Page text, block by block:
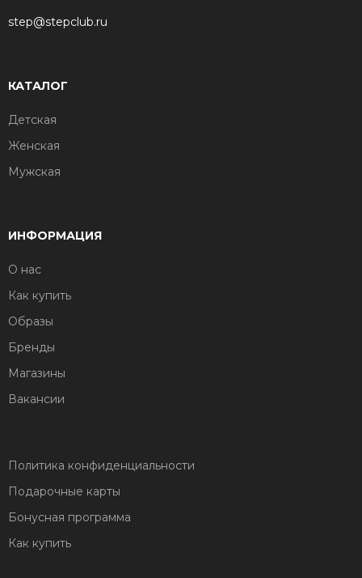
step@stepclub.ru
КАТАЛОГ
Детская
Женская
Мужская
ИНФОРМАЦИЯ
О нас
Как купить
Образы
Бренды
Магазины
Вакансии
Политика конфиденциальности
Подарочные карты
Бонусная программа
Как купить